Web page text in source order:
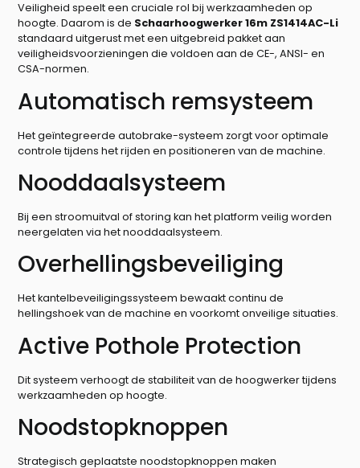
Veiligheid speelt een cruciale rol bij werkzaamheden op
hoogte. Daarom is de Schaarhoogwerker 16m ZS1414AC-Li
standaard uitgerust met een uitgebreid pakket aan
veiligheidsvoorzieningen die voldoen aan de CE-, ANSI- en
CSA-normen.
Automatisch remsysteem
Het geïntegreerde autobrake-systeem zorgt voor optimale
controle tijdens het rijden en positioneren van de machine.
Nooddaalsysteem
Bij een stroomuitval of storing kan het platform veilig worden
neergelaten via het nooddaalsysteem.
Overhellingsbeveiliging
Het kantelbeveiligingssysteem bewaakt continu de
hellingshoek van de machine en voorkomt onveilige situaties.
Active Pothole Protection
Dit systeem verhoogt de stabiliteit van de hoogwerker tijdens
werkzaamheden op hoogte.
Noodstopknoppen
Strategisch geplaatste noodstopknoppen maken